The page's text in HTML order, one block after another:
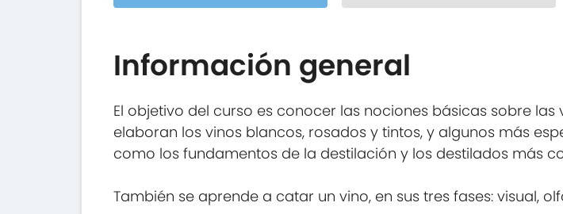
Información general
El objetivo del curso es conocer las nociones básicas sobre
elaboran los vinos blancos, rosados y tintos, y algunos más
como los fundamentos de la destilación y los destilados más
También se aprende a catar un vino, en sus tres fases: visual,